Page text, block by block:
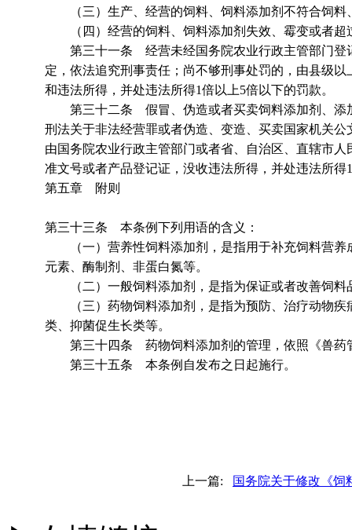
（三）生产、经营的饲料、饲料添加剂不符合饲料
（四）经营的饲料、饲料添加剂失效、霉变或者超
第三十一条 经营未经国务院农业行政主管部门登
定，依法追究刑事责任；尚不够刑事处罚的，由县级
和违法所得，并处违法所得1倍以上5倍以下的罚款。
第三十二条 假冒、伪造或者买卖饲料添加剂、添
刑法关于非法经营罪或者伪造、变造、买卖国家机关
由国务院农业行政主管部门或者省、自治区、直辖市
准文号或者产品登记证，没收违法所得，并处违法所得
第五章 附则
第三十三条 本条例下列用语的含义：
（一）营养性饲料添加剂，是指用于补充饲料营养
元素、酶制剂、非蛋白氮等。
（二）一般饲料添加剂，是指为保证或者改善饲料
（三）药物饲料添加剂，是指为预防、治疗动物疾
类、抑菌促生长类等。
第三十四条 药物饲料添加剂的管理，依照《兽药
第三十五条 本条例自发布之日起施行。
上一篇: 国务院关于修改《饲